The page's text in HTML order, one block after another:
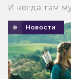
И когда там
Новости